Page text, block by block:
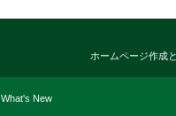
ホームページ作成
What's New